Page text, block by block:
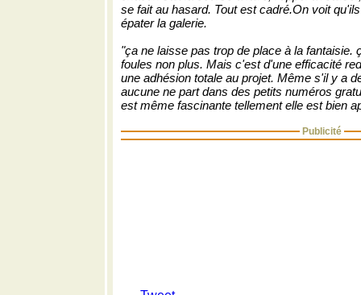
se fait au hasard. Tout est cadré.On voit
épater la galerie.
"ça ne laisse pas trop de place à la fantaisie.
foules non plus. Mais c'est d'une efficacité
une adhésion totale au projet. Même s'il y a
aucune ne part dans des petits numéros
est même fascinante tellement elle est bien
Publicité